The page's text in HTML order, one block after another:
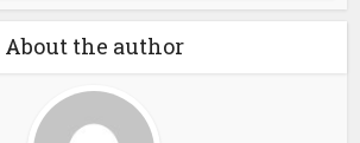
About the author